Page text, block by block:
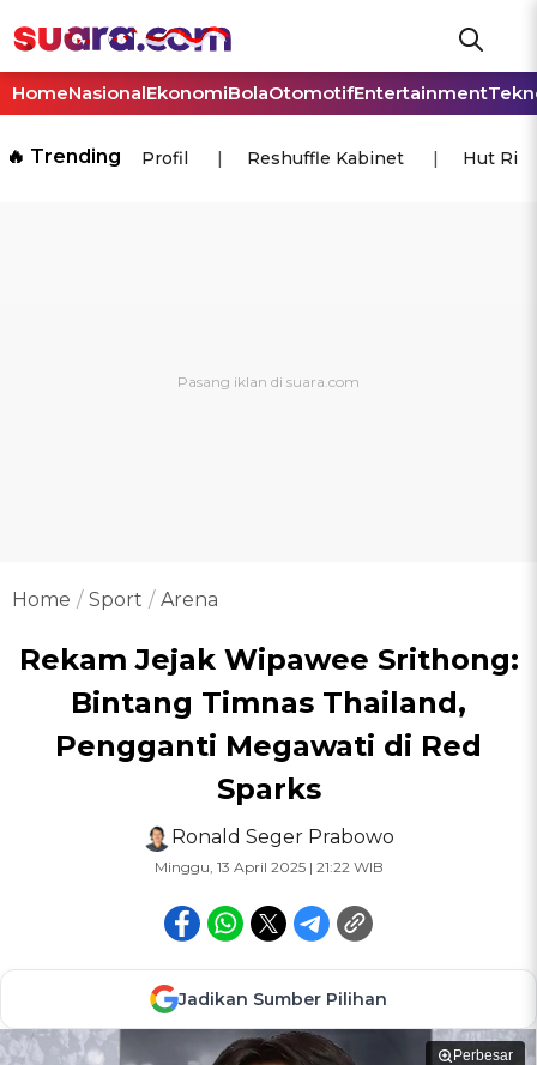
HomeNasionalEkonomiBolaOtomotifEntertainment
🔥 Trending Profil Reshuffle Kabinet Hut Ri
Home Sport Arena
Rekam Jejak Wipawee Srithong:
Bintang Timnas Thailand,
Pengganti Megawati di Red
Sparks
Ronald Seger Prabowo
Minggu, 13 April 2025 | 21:22 WIB
Jadikan Sumber Pilihan
Perbesar